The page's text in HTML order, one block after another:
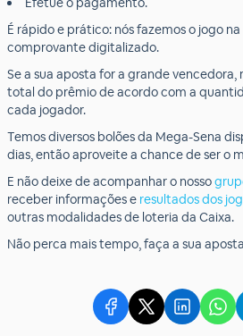
É rápido e prático: nós fazemos o jogo
comprovante digitalizado.
Se a sua aposta for a grande vencedora,
total do prêmio de acordo com a
cada jogador.
Temos diversos bolões da Mega-Sena
dias, então aproveite a chance de ser o
E não deixe de acompanhar o nosso
receber informações e resultados dos
outras modalidades de loteria da Caixa.
Não perca mais tempo, faça a sua